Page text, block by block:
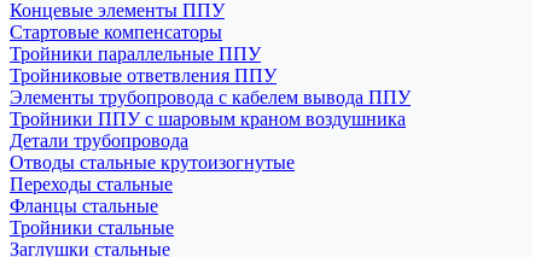
Концевые элементы ППУ
Стартовые компенсаторы
Тройники параллельные ППУ
Тройниковые ответвления ППУ
Элементы трубопровода с кабелем вывода ППУ
Тройники ППУ с шаровым краном воздушника
Детали трубопровода
Отводы стальные крутоизогнутые
Переходы стальные
Фланцы стальные
Тройники стальные
Заглушки стальные